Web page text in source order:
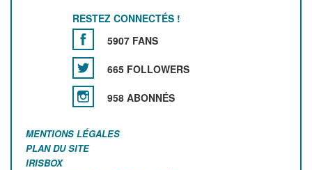
RESTEZ CONNECTÉS !
5907 FANS
665 FOLLOWERS
958 ABONNÉS
MENTIONS LÉGALES
PLAN DU SITE
IRISBOX